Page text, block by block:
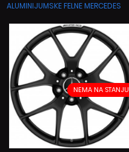
ALUMINIJUMSKE FELNE MERCEDES
NEMA NA STANJU